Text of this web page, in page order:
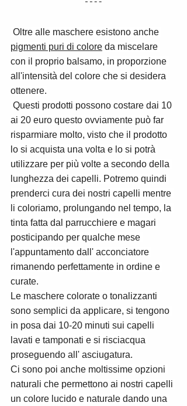
Oltre alle maschere esistono anche
pigmenti puri di colore da miscelare
con il proprio balsamo, in proporzione
all'intensità del colore che si desidera
ottenere.
ai 20 euro questo ovviamente può far
risparmiare molto, visto che il prodotto
lo si acquista una volta e lo si potrà
utilizzare per più volte a secondo della
lunghezza dei capelli. Potremo quindi
prenderci cura dei nostri capelli mentre
li coloriamo, prolungando nel tempo, la
tinta fatta dal parrucchiere e magari
posticipando per qualche mese
l'appuntamento dall' acconciatore
rimanendo perfettamente in ordine e
curate.
Le maschere colorate o tonalizzanti
sono semplici da applicare, si tengono
in posa dai 10-20 minuti sui capelli
lavati e tamponati e si risciacqua
proseguendo all' asciugatura.
Ci sono poi anche moltissime opzioni
naturali che permettono ai nostri capelli
un colore lucido e naturale dando una